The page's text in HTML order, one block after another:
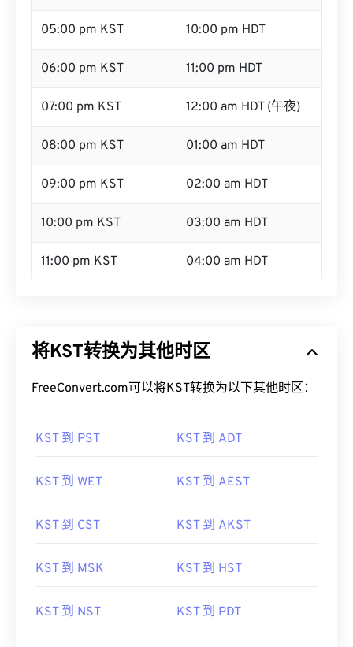
05:00 pm KST 10:00 pm HDT
06:00 pm KST 11:00 pm HDT
07:00 pm KST 12:00 am HDT (午夜)
08:00 pm KST 01:00 am HDT
09:00 pm KST 02:00 am HDT
10:00 pm KST 03:00 am HDT
11:00 pm KST 04:00 am HDT
将KST转换为其他时区
FreeConvert.com可以将KST转换为以下其他时区：
KST 到 PST KST 到 ADT
KST 到 WET KST 到 AEST
KST 到 CST KST 到 AKST
KST 到 MSK KST 到 HST
KST 到 NST KST 到 PDT